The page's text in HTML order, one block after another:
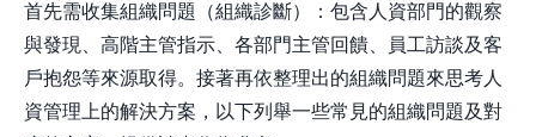
首先需收集組織問題（組織診斷）：包含人資部門的觀察
與發現、高階主管指示、各部門主管回饋、員工訪談及客
戶抱怨等來源取得。接著再依整理出的組織問題來思考人
資管理上的解決方案，以下列舉一些常見的組織問題及對